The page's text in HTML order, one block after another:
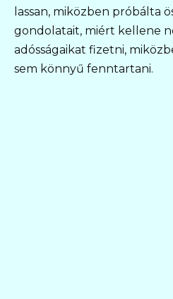
lassan, miközben próbálta
gondolatait, miért kellene
adósságaikat fizetni,
sem könnyű fenntartani.